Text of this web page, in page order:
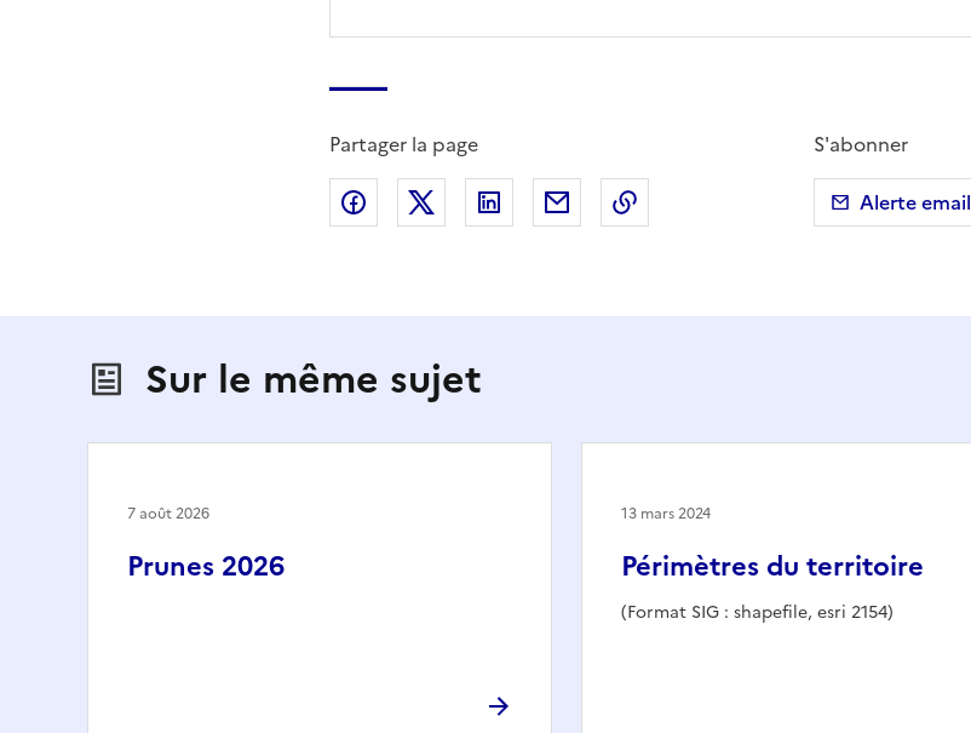
Partager la page
Partager sur Facebook
Partager sur X (anciennement Twitter)
Partager sur LinkedIn
Partager par emailCopier dans le presse-papier
S'abonner
Alerte email
Sur le même sujet
Prunes 2026
7 août 2026
Périmètres du territoire
(Format SIG : shapefile, esri 2154)
13 mars 2024